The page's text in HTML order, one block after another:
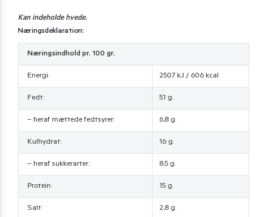
Kan indeholde hvede.
Næringsdeklaration:
Næringsindhold pr. 100 gr.
Energi: 2507 kJ / 606 kcal
Fedt: 51 g.
– heraf mættede fedtsyrer: 6,8 g.
Kulhydrat: 16 g.
– heraf sukkerarter: 8,5 g.
Protein: 15 g.
Salt: 2,8 g.